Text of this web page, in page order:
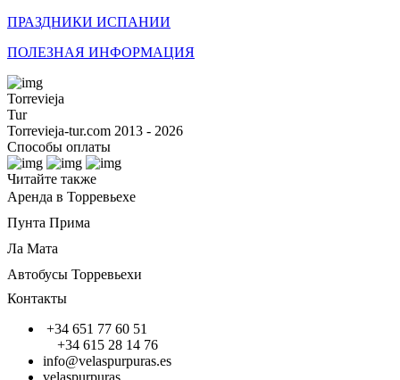
ПРАЗДНИКИ ИСПАНИИ
ПОЛЕЗНАЯ ИНФОРМАЦИЯ
Torrevieja
Tur
Torrevieja-tur.com 2013 - 2026
Способы оплаты
Читайте также
Аренда в Торревьехе
Пунта Прима
Ла Мата
Автобусы Торревьехи
Контакты
+34 651 77 60 51
+34 615 28 14 76
info@velaspurpuras.es
velaspurpuras